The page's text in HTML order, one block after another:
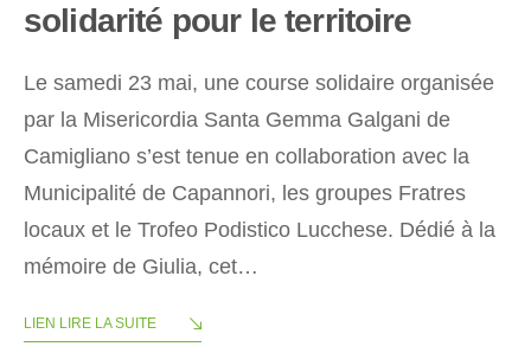
solidarité pour le territoire
Le samedi 23 mai, une course solidaire organisée
par la Misericordia Santa Gemma Galgani de
Camigliano s’est tenue en collaboration avec la
Municipalité de Capannori, les groupes Fratres
locaux et le Trofeo Podistico Lucchese. Dédié à la
mémoire de Giulia, cet…
LIEN LIRE LA SUITE